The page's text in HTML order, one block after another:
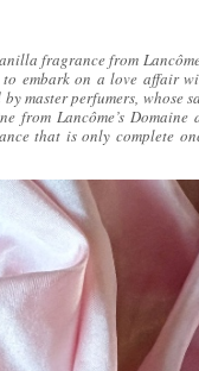
fragrance from
embark on a love affair
master perfumers, whose
from Lancôme’s Domaine
that is only complete